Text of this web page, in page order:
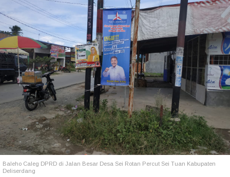
Baleho Caleg DPRD di Jalan Besar Desa Sei Rotan Percut Sei Tuan Kabupaten
Deliserdang